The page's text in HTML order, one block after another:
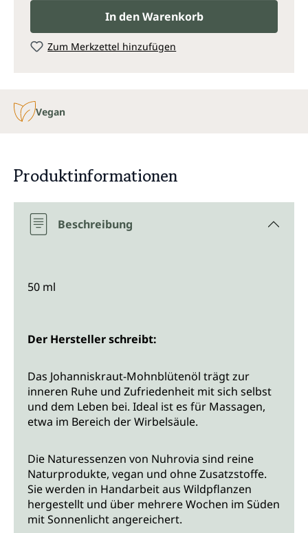
In den Warenkorb
Zum Merkzettel hinzufügen
Vegan
Produktinformationen
Beschreibung
50 ml
Der Hersteller schreibt:
Das Johanniskraut-Mohnblütenöl trägt zur
inneren Ruhe und Zufriedenheit mit sich selbst
und dem Leben bei. Ideal ist es für Massagen,
etwa im Bereich der Wirbelsäule.
Die Naturessenzen von Nuhrovia sind reine
Naturprodukte, vegan und ohne Zusatzstoffe.
Sie werden in Handarbeit aus Wildpflanzen
hergestellt und über mehrere Wochen im Süden
mit Sonnenlicht angereichert.